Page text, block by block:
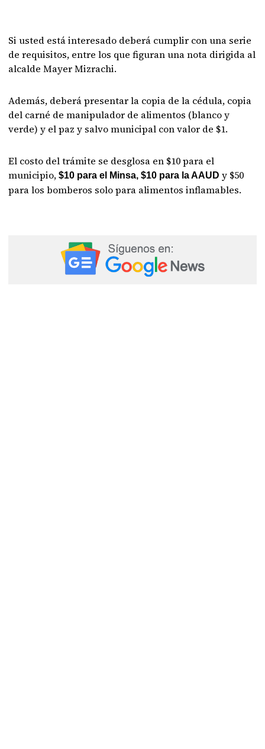
Si usted está interesado deberá cumplir con una serie
de requisitos, entre los que figuran una nota dirigida al
alcalde Mayer Mizrachi.
Además, deberá presentar la copia de la cédula, copia
del carné de manipulador de alimentos (blanco y
verde) y el paz y salvo municipal con valor de $1.
El costo del trámite se desglosa en $10 para el
municipio,$10 para el Minsa, $10 para la AAUDy $50
para los bomberos solo para alimentos inflamables.